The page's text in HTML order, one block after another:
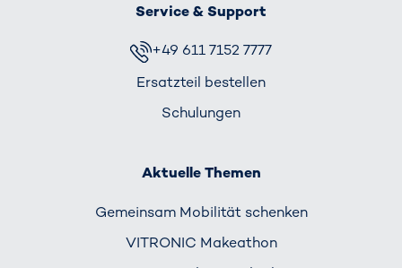
Service & Support
+49 611 7152 7777
Ersatzteil bestellen
Schulungen
Aktuelle Themen
Gemeinsam Mobilität schenken
VITRONIC Makeathon